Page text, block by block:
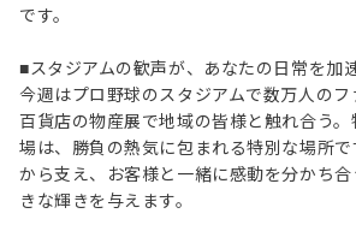
です。
■スタジアムの歓声が、あなたの日常を加
今週はプロ野球のスタジアムで数万人の
百貨店の物産展で地域の皆様と触れ合う。
場は、勝負の熱気に包まれる特別な場所で
から支え、お客様と一緒に感動を分かち
きな輝きを与えます。